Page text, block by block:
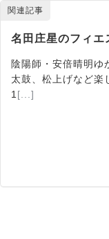
関連記事
名田庄星のフィエ
陰陽師・安倍晴明ゆ
太鼓、松上げなど楽
1 [...]